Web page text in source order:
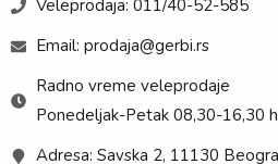
Veleprodaja: 011/40-52-585
Email: prodaja@gerbi.rs
Radno vreme veleprodaje
Ponedeljak-Petak 08,30-16,30
Adresa: Savska 2, 11130